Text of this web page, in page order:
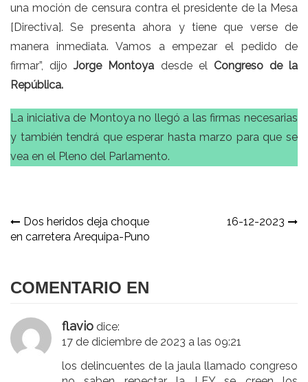
una moción de censura contra el presidente de la Mesa
[Directiva]. Se presenta ahora y tiene que verse de
manera inmediata. Vamos a empezar el pedido de
firmar”, dijoJorge Montoya desde el Congreso de la
República.
La iniciativa de Montoya no llegó a las firmas necesarias
y también tendrá que esperar hasta marzo para que se
vea en el Pleno del Parlamento.
Navegación
de
Dos heridos deja choque
en carretera Arequipa-Puno
16-12-2023
COMENTARIO EN
flavio dice:
17 de diciembre de 2023 a las 09:21
los delincuentes de la jaula llamado congreso